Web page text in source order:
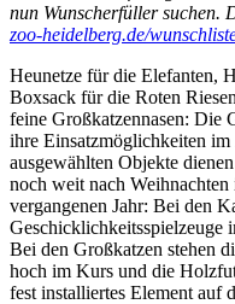
nun Wunscherfüller suchen.
zoo-heidelberg.de/
Heunetze für die Elefanten,
Boxsack für die Roten
feine Großkatzennasen: Die
ihre Einsatzmöglichkeiten
ausgewählten Objekte
noch weit nach
vergangenen Jahr: Bei den
Geschicklichkeitsspielzeuge
Bei den Großkatzen stehen
hoch im Kurs und die
fest installiertes Element auf